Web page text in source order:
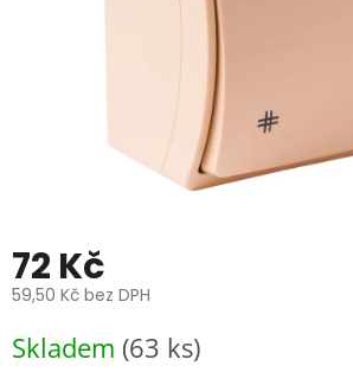
72 Kč
59,50 Kč bez DPH
cena:
Skladem (63 ks)